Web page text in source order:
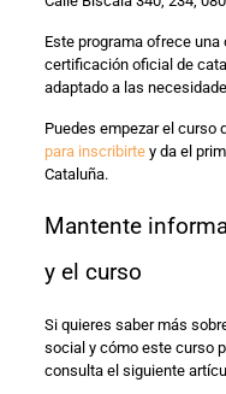
Este programa ofrece
certificación oficial de
adaptado a las
Puedes empezar el curso
para inscribirtey da el
Cataluña.
Mantente
y el curso
Si quieres saber más
social y cómo este curso
consulta el siguiente